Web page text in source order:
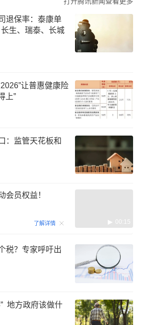
退保率：泰康单
生、瑞泰、长城
让普惠健康险
上”
：监管天花板和
会员权益！
了解详情 00:15
税？专家呼吁出
地方政府该做什